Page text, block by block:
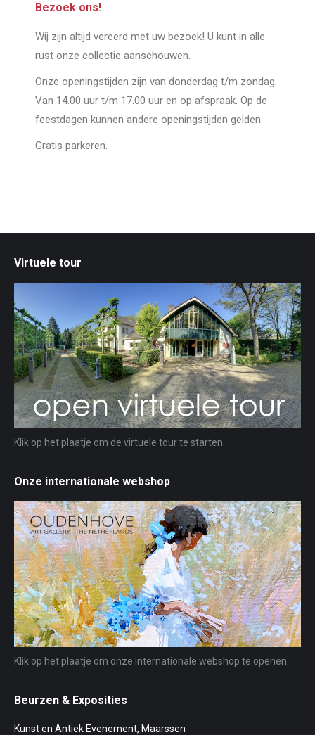
Bezoek ons!
Wij zijn altijd vereerd met uw bezoek! U kunt in alle
rust onze collectie aanschouwen.
Onze openingstijden zijn van donderdag t/m zondag.
Van 14.00 uur t/m 17.00 uur en op afspraak. Op de
feestdagen kunnen andere openingstijden gelden.
Gratis parkeren.
Virtuele tour
Klik op het plaatje om de virtuele tour te starten.
Onze internationale webshop
Klik op het plaatje om onze internationale webshop te openen.
Beurzen & Exposities
Kunst en Antiek Evenement, Maarssen